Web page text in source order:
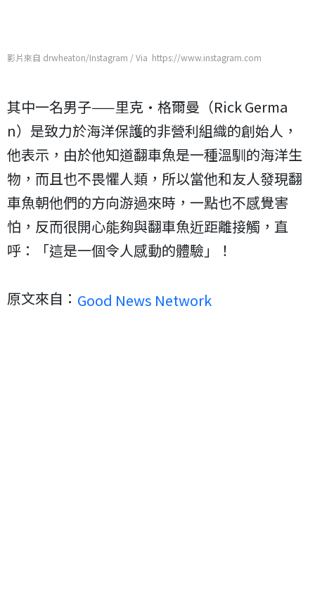
影片來自 drwheaton/Instagram / Via https://www.instagram.com
其中一名男子——里克·格爾曼（Rick Germa
n）是致力於海洋保護的非營利組織的創始人，
他表示，由於他知道翻車魚是一種溫馴的海洋生
物，而且也不畏懼人類，所以當他和友人發現翻
車魚朝他們的方向游過來時，一點也不感覺害
怕，反而很開心能夠與翻車魚近距離接觸，直
呼：「這是一個令人感動的體驗」！
原文來自： Good News Network